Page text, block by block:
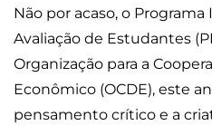
Não por acaso, o
Avaliação de Estudantes
Organização para a
Econômico (OCDE), este
pensamento crítico e a